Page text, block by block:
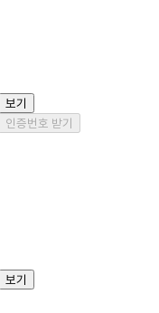
보기
인증번호 받기
보기